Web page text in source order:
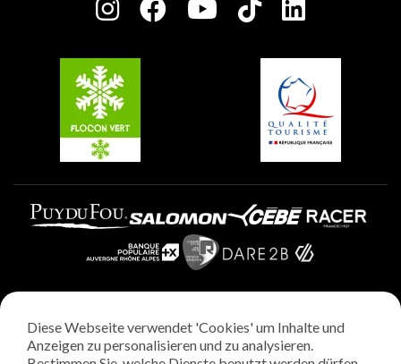
Charta der Engagierten Akteure
Plagne Villages
Plagne Aime 2000
Rechtliche Hinweise
Datenschutzrichtlinie
Diese Webseite verwendet 'Cookies' um Inhalte und
Anzeigen zu personalisieren und zu analysieren.